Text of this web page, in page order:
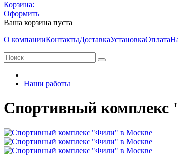
Корзина:
Оформить
Ваша корзина пуста
О компанииКонтактыДоставкаУстановкаОплата
Наши работы
Спортивный